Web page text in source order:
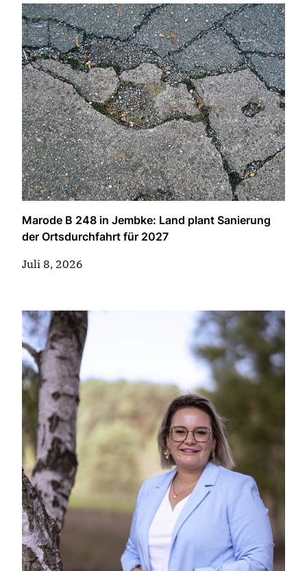
Marode B 248 in Jembke: Land plant Sanierung
der Ortsdurchfahrt für 2027
Juli 8, 2026